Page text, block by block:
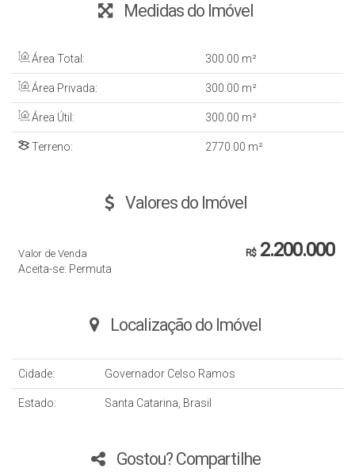
Medidas do Imóvel
Área Total: 300.00 m²
Área Privada: 300.00 m²
Área Útil: 300.00 m²
Terreno: 2770.00 m²
Valores do Imóvel
R$2.200.000
Valor de Venda
Aceita-se: Permuta
Localização do Imóvel
Cidade: Governador Celso Ramos
Estado: Santa Catarina, Brasil
Gostou? Compartilhe